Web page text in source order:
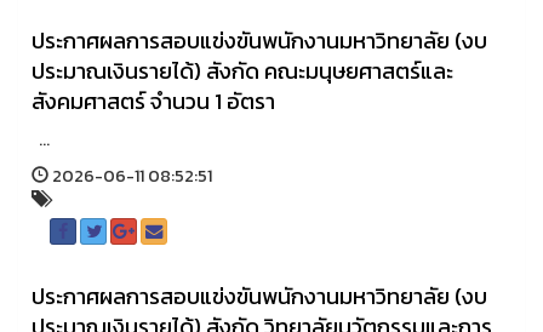
ประกาศผลการสอบแข่งขันพนักงานมหาวิทยาลัย (งบ
ประมาณเงินรายได้) สังกัด คณะมนุษยศาสตร์และ
สังคมศาสตร์ จำนวน 1 อัตรา
...
2026-06-11 08:52:51
ประกาศผลการสอบแข่งขันพนักงานมหาวิทยาลัย (งบ